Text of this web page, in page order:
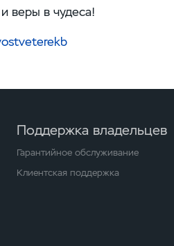
веры в чудеса!
Поддержка владельцев
Гарантийное обслуживание
Клиентская поддержка